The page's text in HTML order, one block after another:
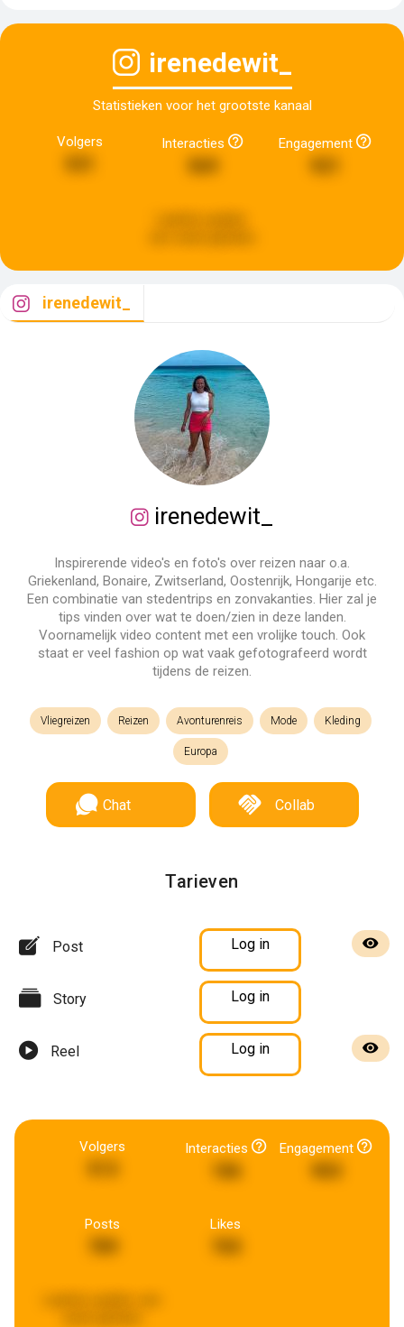
irenedewit_
Statistieken voor het grootste kanaal
Volgers Interacties Engagement
irenedewit_
irenedewit_
Inspirerende video's en foto's over reizen naar o.a.
Griekenland, Bonaire, Zwitserland, Oostenrijk, Hongarije etc.
Een combinatie van stedentrips en zonvakanties. Hier zal je
tips vinden over wat te doen/zien in deze landen.
Voornamelijk video content met een vrolijke touch. Ook
staat er veel fashion op wat vaak gefotografeerd wordt
tijdens de reizen.
Vliegreizen Reizen Avonturenreis Mode Kleding
Europa
Chat Collab
Tarieven
Post Log in
Story Log in
Reel Log in
Volgers Interacties
186
Engagement
Posts Likes